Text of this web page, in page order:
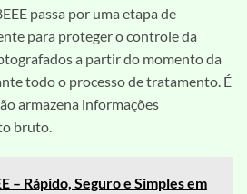
passa por uma etapa de
para proteger o controle da
a partir do momento da
todo o processo de tratamento. É
armazena informações
bruto.
– Rápido, Seguro e Simples em